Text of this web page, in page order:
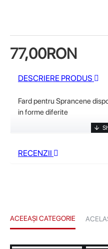
77,00RON
DESCRIERE PRODUS
Fard pentru Sprancene
in forme diferite
RECENZII
ACEEAȘI CATEGORIE